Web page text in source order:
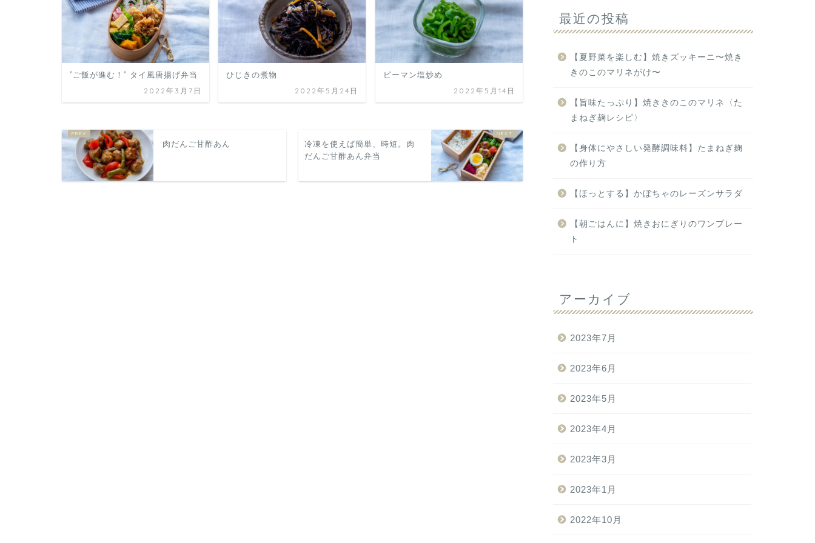
”ご飯が進む！” タイ風唐揚げ弁当
2022年3月7日
ひじきの煮物
2022年5月24日
ピーマン塩炒め
2022年5月14日
肉だんご甘酢あん
冷凍を使えば簡単、時短。肉
だんご甘酢あん弁当
最近の投稿
【夏野菜を楽しむ】焼きズッキーニ〜焼き
きのこのマリネがけ〜
【旨味たっぷり】焼ききのこのマリネ〈た
まねぎ麹レシピ〉
【身体にやさしい発酵調味料】たまねぎ麹
の作り方
【ほっとする】かぼちゃのレーズンサラダ
【朝ごはんに】焼きおにぎりのワンプレー
ト
アーカイブ
2023年7月
2023年6月
2023年5月
2023年4月
2023年3月
2023年1月
2022年10月